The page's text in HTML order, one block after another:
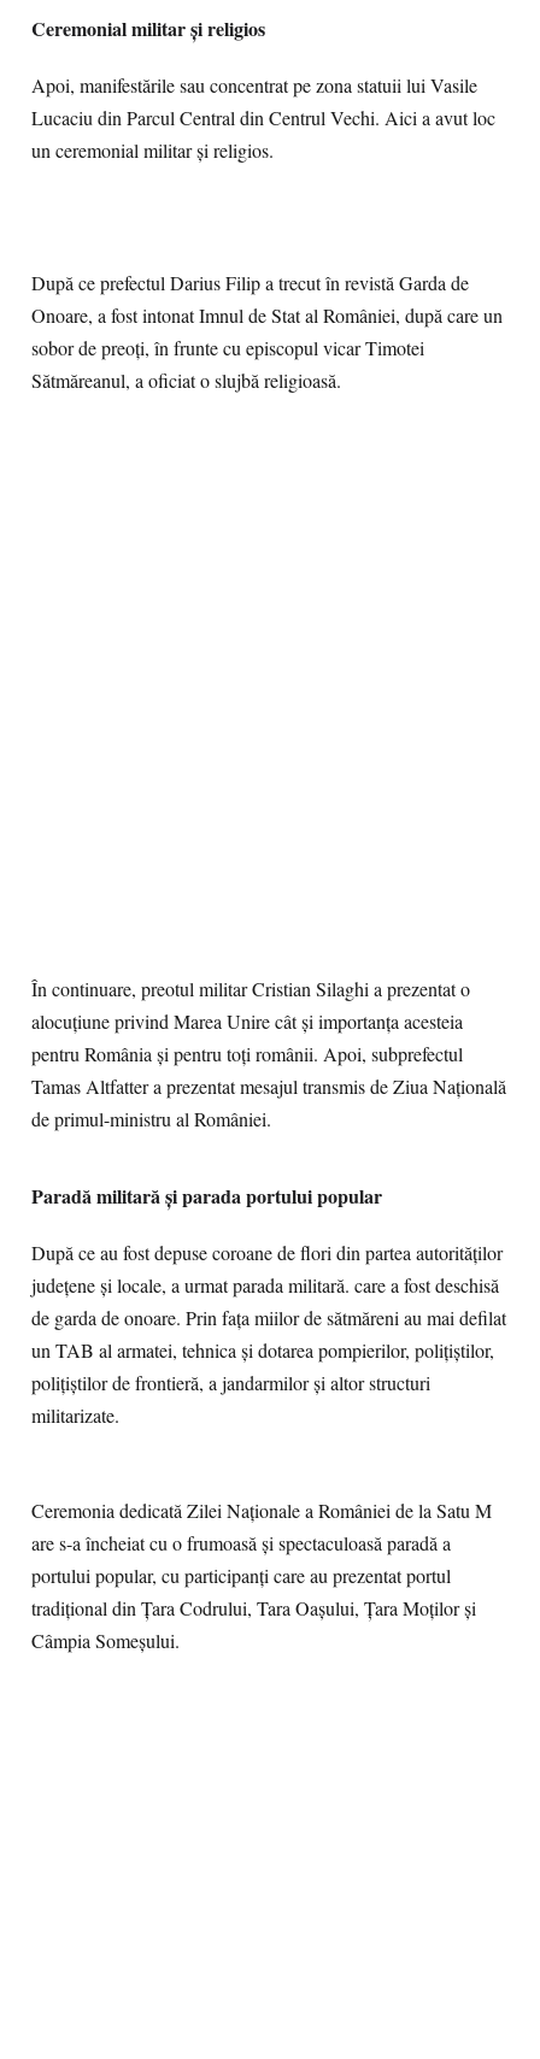
Ceremonial militar şi religios
Apoi, manifestările sau concentrat pe zona statuii lui Vasile
Lucaciu din Parcul Central din Centrul Vechi. Aici a avut loc
un ceremonial militar și religios.
După ce prefectul Darius Filip a trecut în revistă Garda de
Onoare, a fost intonat Imnul de Stat al României, după care un
sobor de preoți, în frunte cu episcopul vicar Timotei
Sătmăreanul, a oficiat o slujbă religioasă.
În continuare, preotul militar Cristian Silaghi a prezentat o
alocuțiune privind Marea Unire cât și importanța acesteia
pentru România și pentru toți românii. Apoi, subprefectul
Tamas Altfatter a prezentat mesajul transmis de Ziua Națională
de primul-ministru al României.
Paradă militară și parada portului popular
După ce au fost depuse coroane de flori din partea autorităților
județene și locale, a urmat parada militară. care a fost deschisă
de garda de onoare. Prin fața miilor de sătmăreni au mai defilat
un TAB al armatei, tehnica și dotarea pompierilor, polițiștilor,
polițiștilor de frontieră, a jandarmilor și altor structuri
militarizate.
Ceremonia dedicată Zilei Naționale a României de la Satu M
are s-a încheiat cu o frumoasă și spectaculoasă paradă a
portului popular, cu participanți care au prezentat portul
tradițional din Țara Codrului, Tara Oașului, Țara Moților și
Câmpia Someșului.